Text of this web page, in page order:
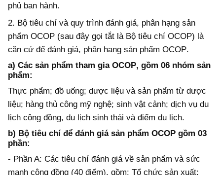
phủ ban hành.
2. Bộ tiêu chí và quy trình đánh giá, phân hạng sản
phẩm OCOP (sau đây gọi tắt là Bộ tiêu chí OCOP) là
căn cứ để đánh giá, phân hạng sản phẩm OCOP.
a) Các sản phẩm tham gia OCOP, gồm 06 nhóm sản
phẩm:
Thực phẩm; đồ uống; dược liệu và sản phẩm từ dược
liệu; hàng thủ công mỹ nghệ; sinh vật cảnh; dịch vụ du
lịch cộng đồng, du lịch sinh thái và điểm du lịch.
b) Bộ tiêu chí để đánh giá sản phẩm OCOP gồm 03
phần:
- Phần A: Các tiêu chí đánh giá về sản phẩm và sức
mạnh cộng đồng (40 điểm), gồm: Tổ chức sản xuất;